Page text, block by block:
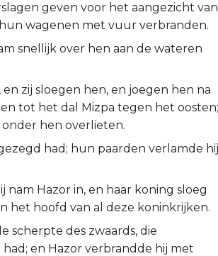
geven voor het aangezicht van
wagenen met vuur verbranden.
snellijk over hen aan de wateren
zij sloegen hen, en joegen hen na
tot het dal Mizpa tegen het oosten;
hen overlieten.
had; hun paarden verlamde
Hazor in, en haar koning sloeg
het hoofd van al deze koninkrijken.
scherpte des zwaards, die
en Hazor verbrandde hij met